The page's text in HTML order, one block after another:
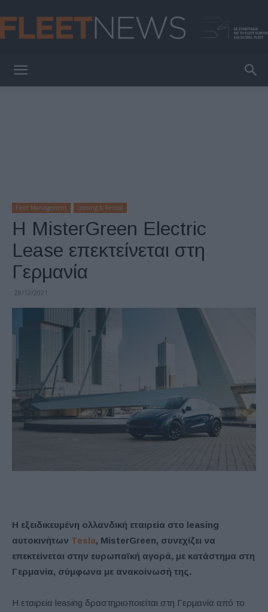
Fleet Management Leasing & Rental
Η MisterGreen Electric
Lease επεκτείνεται στη
Γερμανία
28/12/2021
Η εξειδικευμένη ολλανδική εταιρεία στο leasing
αυτοκινήτων Tesla, MisterGreen, συνεχίζει να
επεκτείνεται στην ευρωπαϊκή αγορά, με κατάστημα στη
Γερμανία, σύμφωνα με ανακοίνωσή της.
Η εταιρεία leasing δραστηριοποιείται στη Γερμανία από το